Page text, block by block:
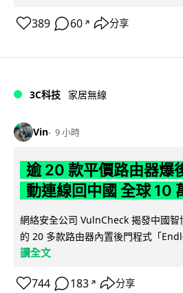
389 60 ↗ 分享
3C科技 家居無線
Vin 9 小時
逾 20 款平價路由器爆
動連線回中國 全球 10
網絡安全公司 VulnCheck 揭發中國
的 20 多款路由器內置後門程式「
讀全文
744 183 ↗ 分享